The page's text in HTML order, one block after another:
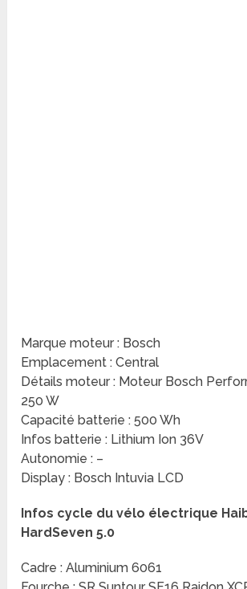
Marque moteur : Bosch
Emplacement : Central
Détails moteur : Moteur Bosch
250 W
Capacité batterie : 500 Wh
Infos batterie : Lithium Ion 36V
Autonomie : –
Display : Bosch Intuvia LCD
Infos cycle du vélo électrique
HardSeven 5.0
Cadre : Aluminium 6061